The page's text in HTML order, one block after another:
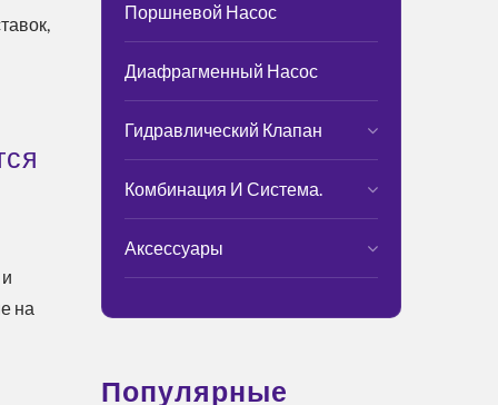
на
Поршневой Насос
Диафрагменный Насос
Гидравлический Клапан
Комбинация И Система.
Аксессуары
Популярные